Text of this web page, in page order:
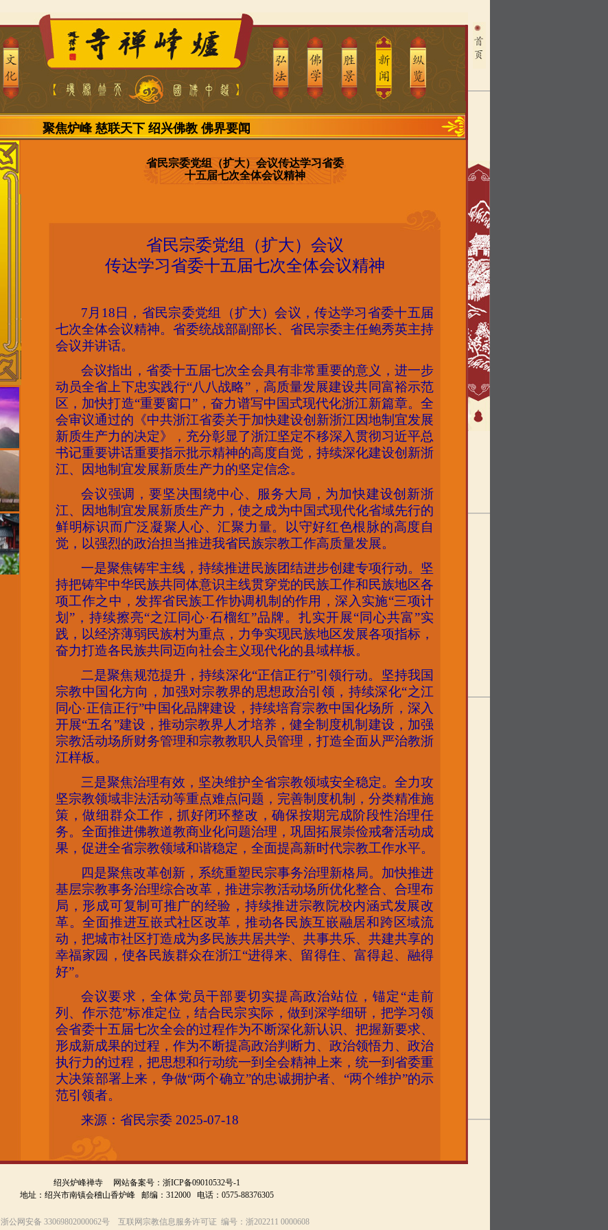
聚焦炉峰 慈联天下 绍兴佛教 佛界要闻
省民宗委党组（扩大）会议传达学习省委
十五届七次全体会议精神
省民宗委党组（扩大）会议
传达学习省委十五届七次全体会议精神
7月18日，省民宗委党组（扩大）会议，传达学习省委十五届
七次全体会议精神。省委统战部副部长、省民宗委主任鲍秀英主持
会议并讲话。
会议指出，省委十五届七次全会具有非常重要的意义，进一步
动员全省上下忠实践行“八八战略”，高质量发展建设共同富裕示范
区，加快打造“重要窗口”，奋力谱写中国式现代化浙江新篇章。全
会审议通过的《中共浙江省委关于加快建设创新浙江因地制宜发展
新质生产力的决定》，充分彰显了浙江坚定不移深入贯彻习近平总
书记重要讲话重要指示批示精神的高度自觉，持续深化建设创新浙
江、因地制宜发展新质生产力的坚定信念。
会议强调，要坚决围绕中心、服务大局，为加快建设创新浙
江、因地制宜发展新质生产力，使之成为中国式现代化省域先行的
鲜明标识而广泛凝聚人心、汇聚力量。以守好红色根脉的高度自
觉，以强烈的政治担当推进我省民族宗教工作高质量发展。
一是聚焦铸牢主线，持续推进民族团结进步创建专项行动。坚
持把铸牢中华民族共同体意识主线贯穿党的民族工作和民族地区各
项工作之中，发挥省民族工作协调机制的作用，深入实施“三项计
划”，持续擦亮“之江同心·石榴红”品牌。扎实开展“同心共富”实
践，以经济薄弱民族村为重点，力争实现民族地区发展各项指标，
奋力打造各民族共同迈向社会主义现代化的县域样板。
二是聚焦规范提升，持续深化“正信正行”引领行动。坚持我国
宗教中国化方向，加强对宗教界的思想政治引领，持续深化“之江
同心·正信正行”中国化品牌建设，持续培育宗教中国化场所，深入
开展“五名”建设，推动宗教界人才培养，健全制度机制建设，加强
宗教活动场所财务管理和宗教教职人员管理，打造全面从严治教浙
江样板。
三是聚焦治理有效，坚决维护全省宗教领域安全稳定。全力攻
坚宗教领域非法活动等重点难点问题，完善制度机制，分类精准施
策，做细群众工作，抓好闭环整改，确保按期完成阶段性治理任
务。全面推进佛教道教商业化问题治理，巩固拓展崇俭戒奢活动成
果，促进全省宗教领域和谐稳定，全面提高新时代宗教工作水平。
四是聚焦改革创新，系统重塑民宗事务治理新格局。加快推进
基层宗教事务治理综合改革，推进宗教活动场所优化整合、合理布
局，形成可复制可推广的经验，持续推进宗教院校内涵式发展改
革。全面推进互嵌式社区改革，推动各民族互嵌融居和跨区域流
动，把城市社区打造成为多民族共居共学、共事共乐、共建共享的
幸福家园，使各民族群众在浙江“进得来、留得住、富得起、融得
好”。
会议要求，全体党员干部要切实提高政治站位，锚定 “走前
列、作示范”标准定位，结合民宗实际，做到深学细研，把学习领
会省委十五届七次全会的过程作为不断深化新认识、把握新要求、
形成新成果的过程，作为不断提高政治判断力、政治领悟力、政治
执行力的过程，把思想和行动统一到全会精神上来，统一到省委重
大决策部署上来，争做“两个确立”的忠诚拥护者、“两个维护”的示
范引领者。
来源：省民宗委 2025-07-18
绍兴炉峰禅寺 网站备案号： 浙ICP备09010532号-1
地址：绍兴市南镇会稽山香炉峰 邮编：312000 电话：0575-88376305
浙公网安备 33069802000062号 互联网宗教信息服务许可证 编号：浙202211 0000608